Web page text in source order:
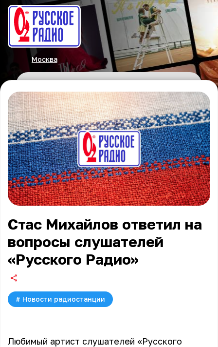
Москва
Стас Михайлов ответил на
вопросы слушателей
«Русского Радио»
# Новости радиостанции
Любимый артист слушателей «Русского